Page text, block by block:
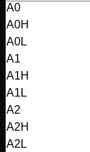
A0
A0H
A0L
A1
A1H
A1L
A2
A2H
A2L